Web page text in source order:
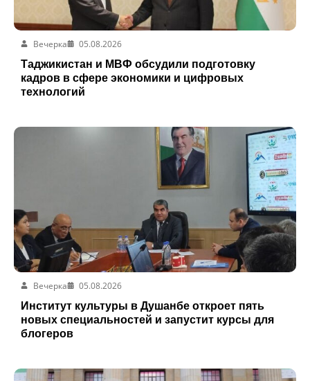
Вечерка
05.08.2026
Таджикистан и МВФ обсудили подготовку
кадров в сфере экономики и цифровых
технологий
Вечерка
05.08.2026
Институт культуры в Душанбе откроет пять
новых специальностей и запустит курсы для
блогеров